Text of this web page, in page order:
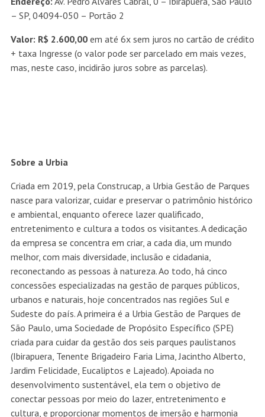
– SP, 04094-050 – Portão 2
Valor: R$ 2.600,00 em até 6x sem juros no cartão de crédito
+ taxa Ingresse (o valor pode ser parcelado em mais vezes,
mas, neste caso, incidirão juros sobre as parcelas).
Sobre a Urbia
Criada em 2019, pela Construcap, a Urbia Gestão de Parques
nasce para valorizar, cuidar e preservar o patrimônio histórico
e ambiental, enquanto oferece lazer qualificado,
entretenimento e cultura a todos os visitantes. A dedicação
da empresa se concentra em criar, a cada dia, um mundo
melhor, com mais diversidade, inclusão e cidadania,
reconectando as pessoas à natureza. Ao todo, há cinco
concessões especializadas na gestão de parques públicos,
urbanos e naturais, hoje concentrados nas regiões Sul e
Sudeste do país. A primeira é a Urbia Gestão de Parques de
São Paulo, uma Sociedade de Propósito Específico (SPE)
criada para cuidar da gestão dos seis parques paulistanos
(Ibirapuera, Tenente Brigadeiro Faria Lima, Jacintho Alberto,
Jardim Felicidade, Eucaliptos e Lajeado). Apoiada no
desenvolvimento sustentável, ela tem o objetivo de
conectar pessoas por meio do lazer, entretenimento e
cultura, e proporcionar momentos de imersão e harmonia